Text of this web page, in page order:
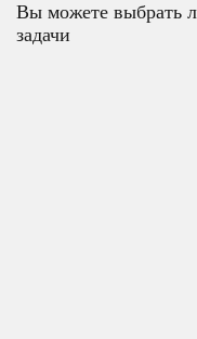
Вы можете выбрать
задачи